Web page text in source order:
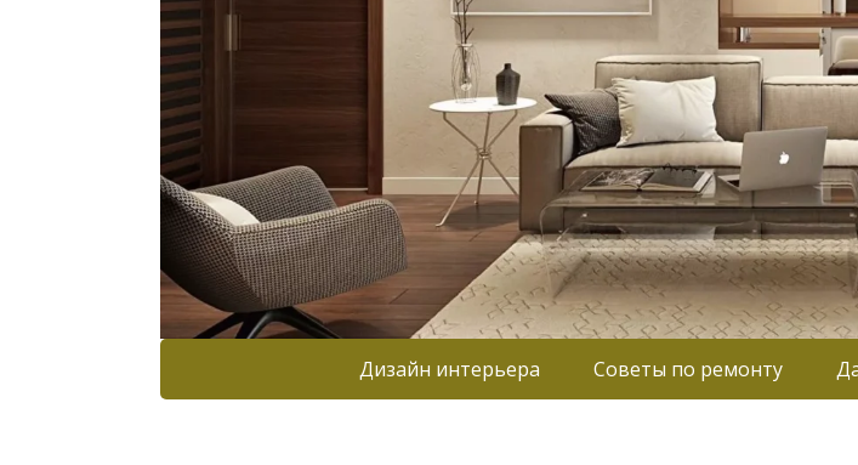
Дизайн интерьера Советы по ремонту